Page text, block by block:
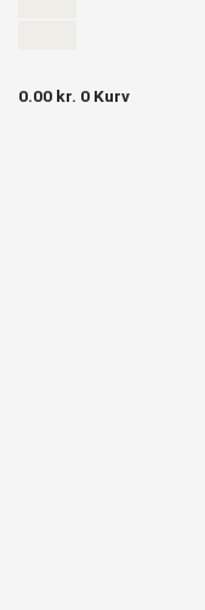
0.00 kr. 0 Kurv